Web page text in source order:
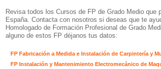
Revisa todos los Cursos de FP de Grado Medio que
España. Contacta con nosotros si deseas que te
Homologado de Formación Profesional de Grado
alguno de estos FP déjanos tus datos:
FP Fabricación a Medida e Instalación de Carpintería y
FP Instalación y Mantenimiento Electromecánico de